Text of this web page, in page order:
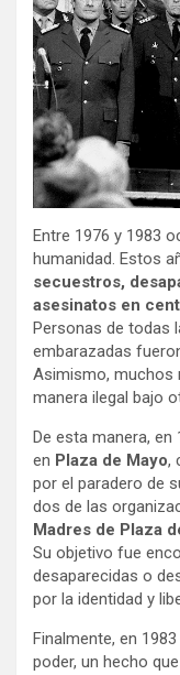
Entre 1976 y 1983
humanidad. Estos
secuestros,
asesinatos en
Personas de todas
embarazadas
Asimismo, muchos
manera ilegal bajo
De esta manera, en
en Plaza de Mayo,
por el paradero de
dos de las
Madres de Plaza
Su objetivo fue
desaparecidas o
por la identidad y
Finalmente, en
poder, un hecho